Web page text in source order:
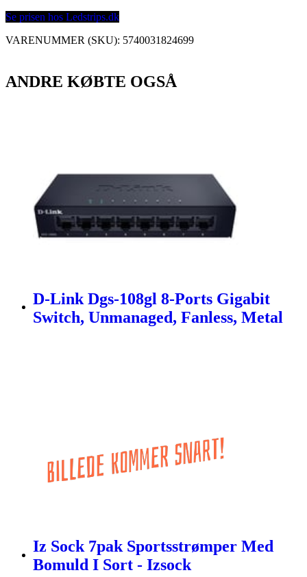
Se prisen hos Ledstrips.dk
VARENUMMER (SKU): 5740031824699
ANDRE KØBTE OGSÅ
D-Link Dgs-108gl 8-Ports Gigabit
Switch, Unmanaged, Fanless, Metal
Iz Sock 7pak Sportsstrømper Med
Bomuld I Sort - Izsock